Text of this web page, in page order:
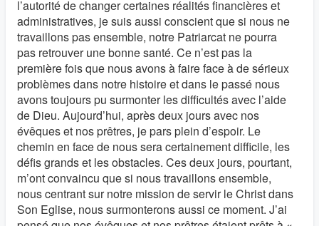
l’autorité de changer certaines réalités financières et
administratives, je suis aussi conscient que si nous ne
travaillons pas ensemble, notre Patriarcat ne pourra
pas retrouver une bonne santé. Ce n’est pas la
première fois que nous avons à faire face à de sérieux
problèmes dans notre histoire et dans le passé nous
avons toujours pu surmonter les difficultés avec l’aide
de Dieu. Aujourd’hui, après deux jours avec nos
évêques et nos prêtres, je pars plein d’espoir. Le
chemin en face de nous sera certainement difficile, les
défis grands et les obstacles. Ces deux jours, pourtant,
m’ont convaincu que si nous travaillons ensemble,
nous centrant sur notre mission de servir le Christ dans
Son Eglise, nous surmonterons aussi ce moment. J’ai